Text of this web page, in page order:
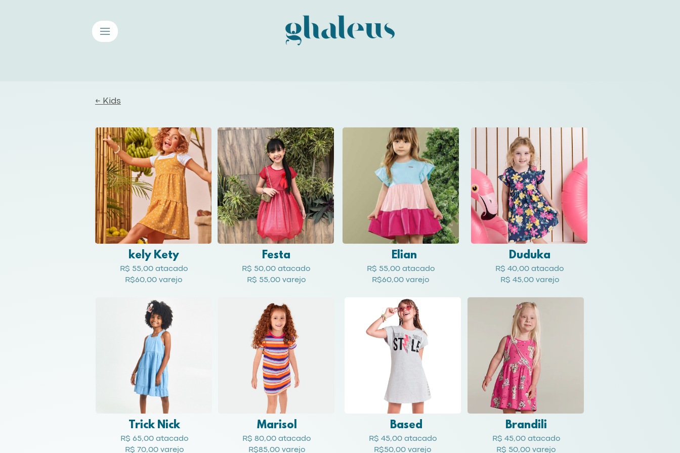
≡
← Kids
kely Kety
R$ 55,00 atacado
R$60,00 varejo
Trick Nick
R$ 65,00 atacado
R$ 70,00 varejo
Festa
R$ 50,00 atacado
R$ 55,00 varejo
Marisol
R$ 80,00 atacado
R$85,00 varejo
Elian
R$ 55,00 atacado
R$60,00 varejo
Based
R$ 45,00 atacado
R$50,00 varejo
Duduka
R$ 40,00 atacado
R$ 45,00 varejo
Brandili
R$ 45,00 atacado
R$ 50,00 varejo